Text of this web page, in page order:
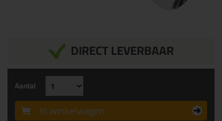
DIRECT LEVERBAAR
Aantal
In winkelwagen